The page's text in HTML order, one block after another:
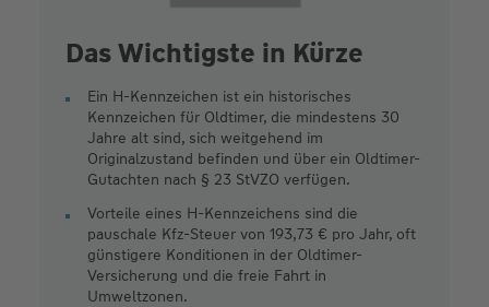
Das Wichtigste in Kürze
Ein H-Kennzeichen ist ein historisches
Kennzeichen für Oldtimer, die mindestens 30
Jahre alt sind, sich weitgehend im
Originalzustand befinden und über ein Oldtimer-
Gutachten nach § 23 StVZO verfügen.
Vorteile eines H-Kennzeichens sind die
pauschale Kfz-Steuer von 193,73 € pro Jahr, oft
günstigere Konditionen in der Oldtimer-
Versicherung und die freie Fahrt in
Umweltzonen.